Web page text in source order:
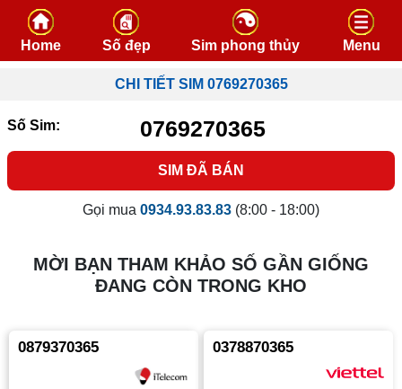
Skip to content
Home Số đẹp Sim phong thủy Menu
CHI TIẾT SIM 0769270365
Số Sim: 0769270365
SIM ĐÃ BÁN
Gọi mua 0934.93.83.83 (8:00 - 18:00)
MỜI BẠN THAM KHẢO SỐ GẦN GIỐNG
ĐANG CÒN TRONG KHO
0879370365 0378870365